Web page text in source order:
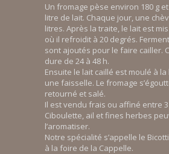
Un fromage pèse environ 180 g
litre de lait. Chaque jour, une
litres. Après la traite, le lait est
où il refroidit à 20 degrés.
sont ajoutés pour le faire cailler.
dure de 24 à 48 h.
Ensuite le lait caillé est moulé à
une faisselle. Le fromage
retourné et salé.
Il est vendu frais ou affiné entre 3
Ciboulette, ail et fines herbes
l’aromatiser.
Notre spécialité s’appelle le
à la foire de la Cappelle.